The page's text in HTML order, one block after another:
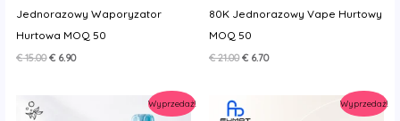
Jednorazowy Waporyzator
Hurtowa MOQ 50
€15.00Pierwotna
€ 6.90Aktualna
80K Jednorazowy Vape Hurtowy
MOQ 50
€21.00 Pierwotna
€ 6.70Aktualna
Wyprzedaż! Wyprzedaż!